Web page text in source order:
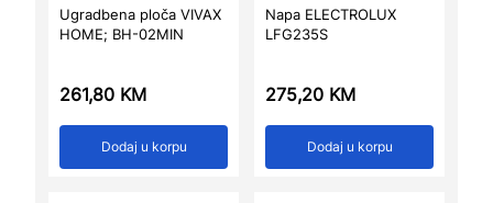
Ugradbena ploča VIVAX
HOME; BH-02MIN
261,80 KM
Dodaj u korpu
Napa ELECTROLUX
LFG235S
275,20 KM
Dodaj u korpu